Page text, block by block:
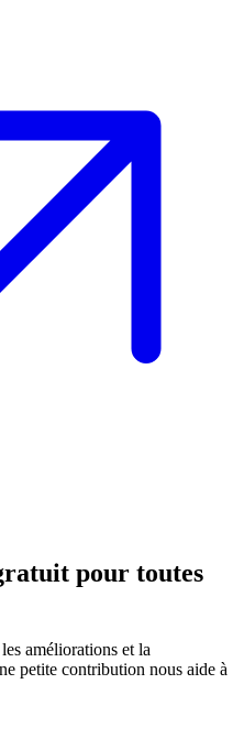
pour toutes
améliorations et la
petite contribution nous aide à